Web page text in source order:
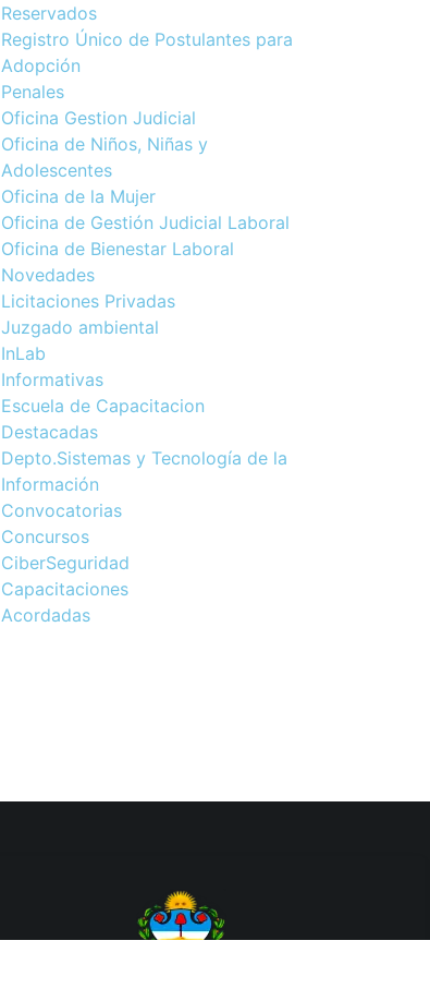
Reservados
Registro Único de Postulantes para
Adopción
Penales
Oficina Gestion Judicial
Oficina de Niños, Niñas y
Adolescentes
Oficina de la Mujer
Oficina de Gestión Judicial Laboral
Oficina de Bienestar Laboral
Novedades
Licitaciones Privadas
Juzgado ambiental
InLab
Informativas
Escuela de Capacitacion
Destacadas
Depto.Sistemas y Tecnología de la
Información
Convocatorias
Concursos
CiberSeguridad
Capacitaciones
Acordadas